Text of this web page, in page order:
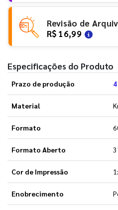
Revisão de
R$ 16,99
Especificações do Produto
Prazo de produção
Material
Formato
Formato Aberto
Cor de Impressão
Enobrecimento